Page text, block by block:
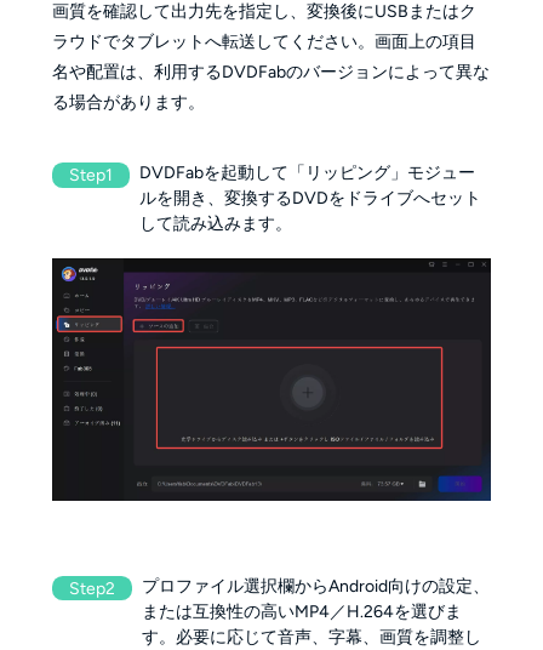
画質を確認して出力先を指定し、変換後にUSBまたはク
ラウドでタブレットへ転送してください。画面上の項目
名や配置は、利用するDVDFabのバージョンによって異な
る場合があります。
Step1
DVDFabを起動して「リッピング」モジュー
ルを開き、変換するDVDをドライブへセット
して読み込みます。
Step2
プロファイル選択欄からAndroid向けの設定、
または互換性の高いMP4／H.264を選びま
す。必要に応じて音声、字幕、画質を調整し